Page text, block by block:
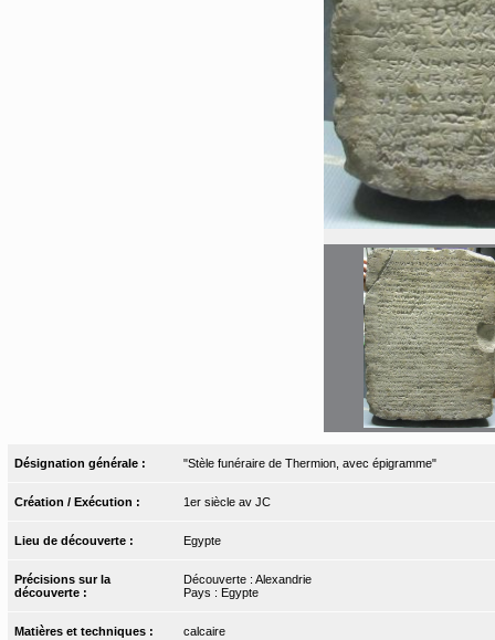
Désignation générale : "Stèle funéraire de Thermion, avec épigramme"
Création / Exécution : 1er siècle av JC
Lieu de découverte : Egypte
Précisions sur la
découverte :
Découverte : Alexandrie
Pays : Egypte
Matières et techniques : calcaire